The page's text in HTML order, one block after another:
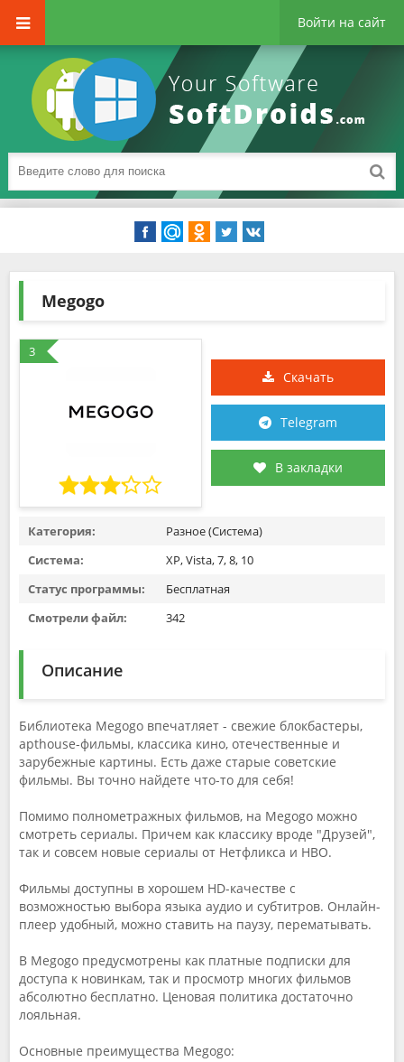
Войти на сайт
Megogo
3
Скачать
Telegram
В закладки
Категория:
Разное (Система)
Система:
XP, Vista, 7, 8, 10
Статус программы:
Бесплатная
Смотрели файл:
342
Описание
Библиотека Megogo впечатляет - свежие блокбастеры,
арthouse-фильмы, классика кино, отечественные и
зарубежные картины. Есть даже старые советские
фильмы. Вы точно найдете что-то для себя!
Помимо полнометражных фильмов, на Megogo можно
смотреть сериалы. Причем как классику вроде "Друзей",
так и совсем новые сериалы от Нетфликса и HBO.
Фильмы доступны в хорошем HD-качестве с
возможностью выбора языка аудио и субтитров. Онлайн-
плеер удобный, можно ставить на паузу, перематывать.
В Megogo предусмотрены как платные подписки для
доступа к новинкам, так и просмотр многих фильмов
абсолютно бесплатно. Ценовая политика достаточно
лояльная.
Основные преимущества Megogo: